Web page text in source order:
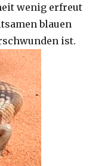
wenig erfreut
blauen
ist.